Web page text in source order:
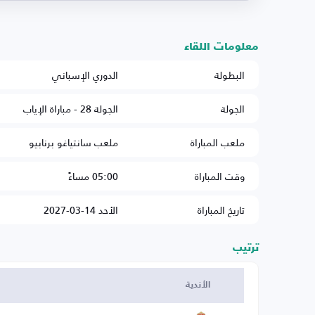
معلومات اللقاء
البطولة
الدوري الإسباني
الجولة
الجولة 28 - مباراة الإياب
ملعب المباراة
ملعب سانتياغو برنابيو
وقت المباراة
05:00 مساءً
تاريخ المباراة
الأحد 14-03-2027
ترتيب
الأندية